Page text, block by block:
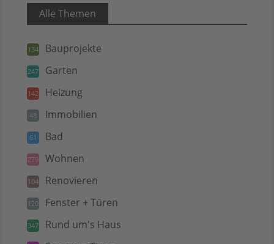
Alle Themen
134 Bauprojekte
247 Garten
142 Heizung
48 Immobilien
61 Bad
279 Wohnen
104 Renovieren
120 Fenster + Türen
347 Rund um's Haus